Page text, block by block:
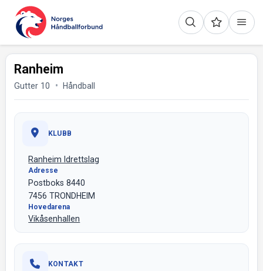
Ranheim
Gutter 10 Håndball
KLUBB
Ranheim Idrettslag
Adresse
Postboks 8440
7456 TRONDHEIM
Hovedarena
Vikåsenhallen
KONTAKT